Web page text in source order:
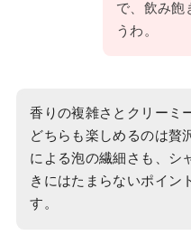
で、飲み飽
うわ。
香りの複雑さとクリーミ
どちらも楽しめるのは贅
による泡の繊細さも、シ
きにはたまらないポイン
す。